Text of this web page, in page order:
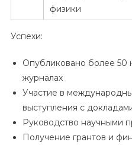
физики
Успехи:
Опубликовано более 50
журналах
Участие в
выступления с
Руководство научными
Получение грантов и